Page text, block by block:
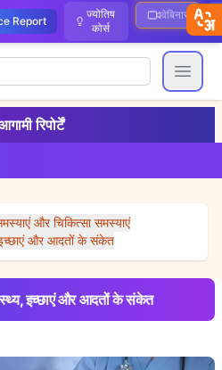
Report
ज्योतिष
कोर्स
वेबिनार
Open
रिपोर्टें
और चिकित्सा समस्याएं
और आदतों के संकेत
इच्छाएं और आदतों के संकेत